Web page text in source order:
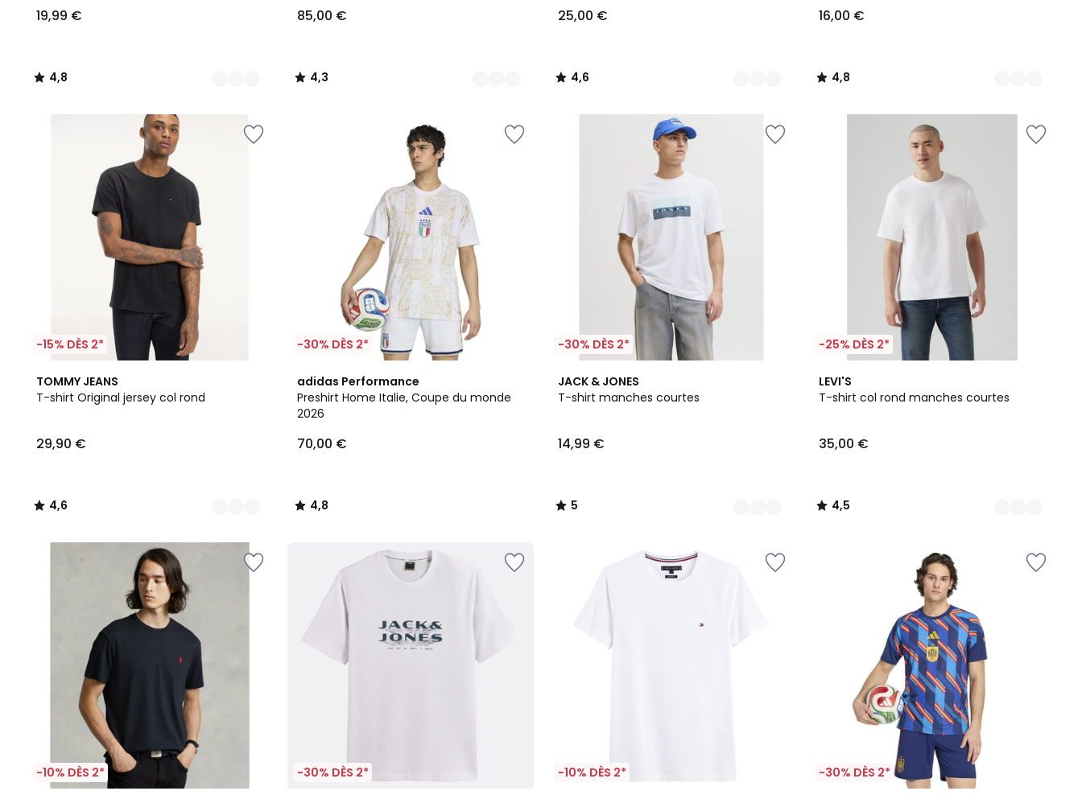
19,99 €
4,8
/
85,00 €
4,3
/
25,00 €
4,6
/
16,00 €
4,8
/
-15% DÈS 2*
TOMMY JEANS
T-shirt Original jersey col rond
29,90 €
4,6
/ 5
6
Couleurs
4,6
/
-30% DÈS 2*
adidas Performance
Preshirt Home Italie, Coupe du monde
2026
70,00 €
4,8
/ 5
4,8
/
-30% DÈS 2*
JACK & JONES
T-shirt manches courtes
14,99 €
5
/
3
Couleurs
5
/
-25% DÈS 2*
LEVI'S
T-shirt col rond manches courtes
35,00 €
4,5
/ 5
3
Couleurs
4,5
/
-10% DÈS 2* -30% DÈS 2* -10% DÈS 2* -30% DÈS 2*